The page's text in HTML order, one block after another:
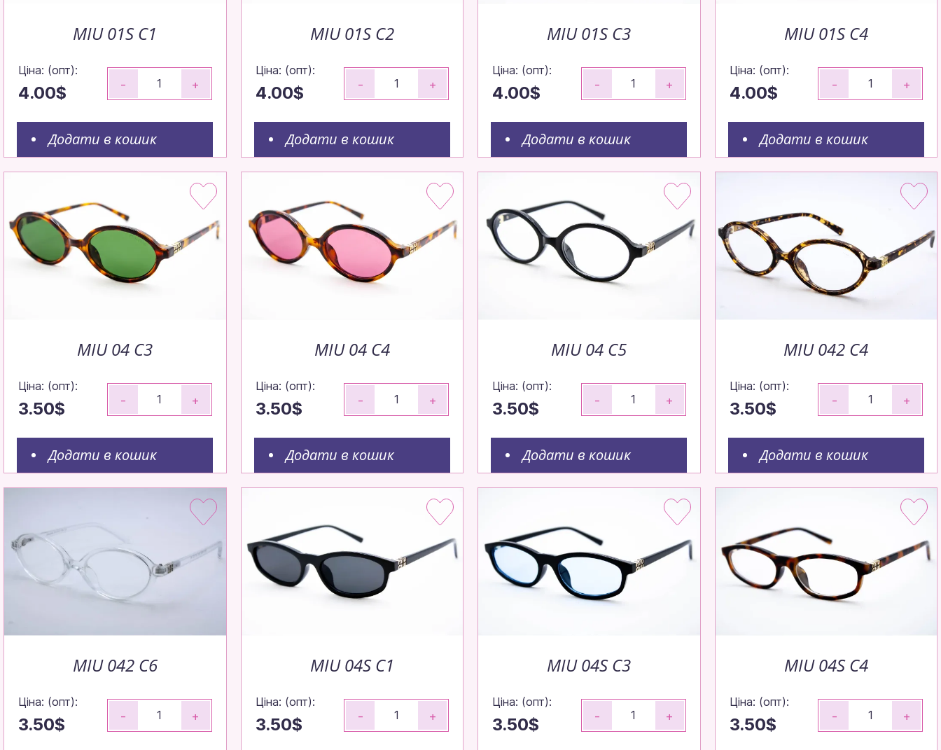
MIU 01S C1
Ціна: (опт):
4.00$ - +
Додати в кошик
MIU 01S C2
Ціна: (опт):
4.00$ - +
Додати в кошик
MIU 01S C3
Ціна: (опт):
4.00$ - +
Додати в кошик
MIU 01S C4
Ціна: (опт):
4.00$ - +
Додати в кошик
MIU 04 C3
Ціна: (опт):
3.50$ - +
Додати в кошик
MIU 04 C4
Ціна: (опт):
3.50$ - +
Додати в кошик
MIU 04 C5
Ціна: (опт):
3.50$ - +
Додати в кошик
MIU 042 C4
Ціна: (опт):
3.50$ - +
Додати в кошик
MIU 042 C6
Ціна: (опт):
3.50$ - +
MIU 04S C1
Ціна: (опт):
3.50$ - +
MIU 04S C3
Ціна: (опт):
3.50$ - +
MIU 04S C4
Ціна: (опт):
3.50$ - +